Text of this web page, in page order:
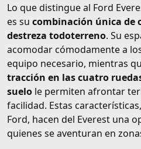
Lo que distingue al Ford
es su combinación única de
destreza todoterreno. Su
acomodar cómodamente a
equipo necesario, mientras
tracción en las cuatro
suelo le permiten afrontar
facilidad. Estas
Ford, hacen del Everest una
quienes se aventuran en